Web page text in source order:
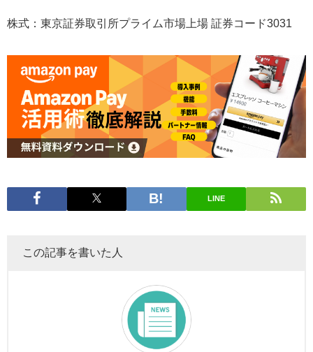
株式：東京証券取引所プライム市場上場 証券コード3031
LINE
この記事を書いた人